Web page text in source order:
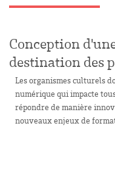
Conception
destination des
Les organismes culturels
numérique qui impacte
répondre de manière
nouveaux enjeux de